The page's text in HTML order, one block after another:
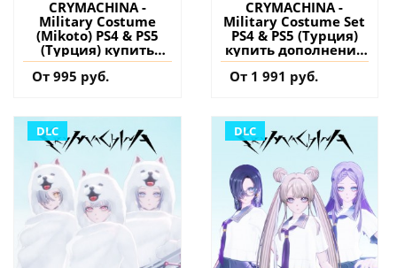
CRYMACHINA -
Military Costume
(Mikoto) PS4 & PS5
(Турция) купить
дополнение на
аккаунт
От 995 руб.
CRYMACHINA -
Military Costume Set
PS4 & PS5 (Турция)
купить дополнение
на аккаунт
От 1 991 руб.
DLC DLC